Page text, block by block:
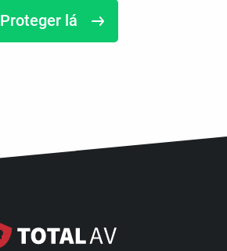
Proteger lá